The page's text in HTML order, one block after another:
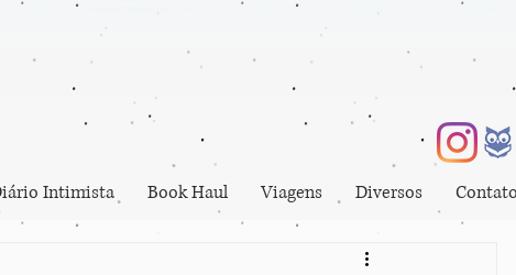
Intimista Book Haul Viagens Diversos Contato